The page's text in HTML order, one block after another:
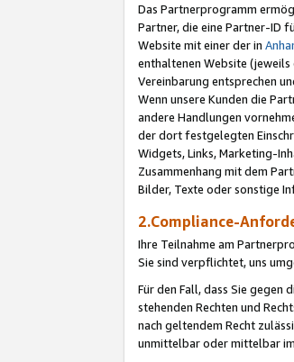
Das Partnerprogramm
Partner, die eine Partner-ID
Website mit einer der in
enthaltenen Website (jeweils
Vereinbarung entsprechen
Wenn unsere Kunden die
andere Handlungen
der dort festgelegten
Widgets, Links, Marketing-
Zusammenhang mit dem
Bilder, Texte oder sonstige
2.Compliance-
Ihre Teilnahme am
Sie sind verpflichtet, uns
Für den Fall, dass Sie
stehenden Rechten und
nach geltendem Recht
unmittelbar oder mittelbar im